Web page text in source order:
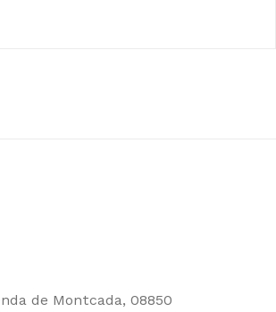
de Montcada, 08850